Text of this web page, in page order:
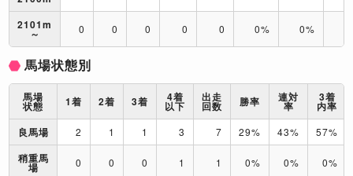
2101m
～ 0 0 0 0 0 0% 0%
馬場状態別
馬場
状態 1着 2着 3着 4着
以下
出走
回数 勝率 連対
率
3着
内率
良馬場
2 1 1 3 7 29% 43% 57%
稍重馬
場 0 0 0 1 1 0% 0% 0%